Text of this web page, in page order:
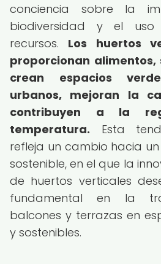
conciencia sobre la
biodiversidad y el
recursos. Los huertos
proporcionan
crean espacios
urbanos, mejoran la
contribuyen a la
temperatura. Esta
refleja un cambio hacia
sostenible, en el que la
de huertos verticales
fundamental en la
balcones y terrazas en
y sostenibles.